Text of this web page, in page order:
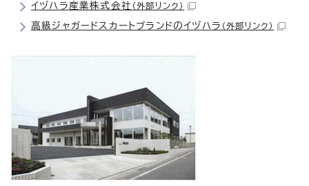
イヅハラ産業株式会社 （外部リンク）
高級ジャガードスカートブランドのイヅハラ （外部リンク）